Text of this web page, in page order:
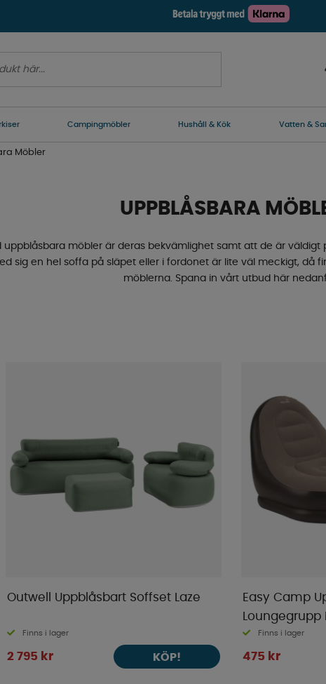
Campingmöbler Hushåll & Kök Vatten &
Möbler
UPPBLÅSBARA
uppblåsbara möbler är deras bekvämlighet samt att de är
sig en hel soffa på släpet eller i fordonet är lite väl meckigt, då
möblerna. Spana in vårt utbud här
Outwell Uppblåsbart Soffset Laze
Finns i lager
2 795 kr KÖP!
Easy Camp
Loungegrupp
Finns i lager
475 kr